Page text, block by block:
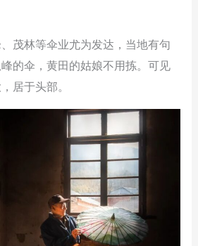
茂林等伞业尤为发达，当地有句
的伞，黄田的姑娘不用拣。可见
居于头部。